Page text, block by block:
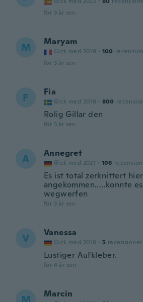
för 3 år sen
M Maryam
Gick med 2019 · 100
för 3 år sen
F Fia
Gick med 2018 · 800
Rolig Gillar den
för 3 år sen
A Annegret
Gick med 2021 · 106
Es ist total zerknittert hier
angekommen.....konnte
wegwerfen
för 3 år sen
V Vanessa
Gick med 2018 · 5 recensioner
Lustiger Aufkleber.
för 4 år sen
Marcin